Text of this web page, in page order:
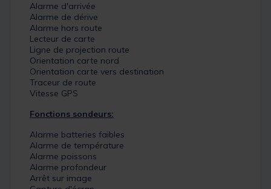
Alarme d'arrivée
Alarme de dérive
Alarme hors route
Lecteur de carte
Ligne de projection route
Orientation carte nord
Orientation carte vers destination
Traceur de route
Vitesse GPS
Fonctions sondeurs:
Alarme batteries faibles
Alarme de température
Alarme poissons
Alarme profondeur
Arrêt sur image